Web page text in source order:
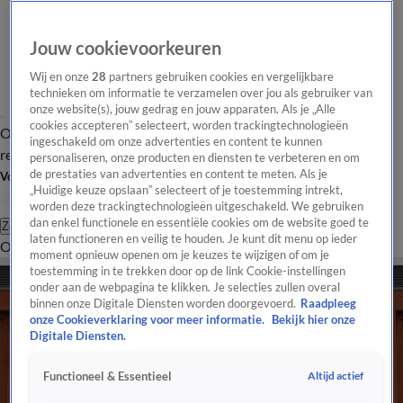
Overzicht Laatste nieuws Regionieuws Het beste van Hart
Tip de
redactie
Volg Hart van Nederland
Zoeken
OverzichtRegioUitzendingenWeerTip de redactiePanelVideo's
Jouw cookievoorkeuren
Wij en onze28 partners gebruiken cookies en vergelijkbare
technieken om informatie te verzamelen over jou als gebruiker van
onze website(s), jouw gedrag en jouw apparaten. Als je „Alle
cookies accepteren” selecteert, worden trackingtechnologieën
ingeschakeld om onze advertenties en content te kunnen
personaliseren, onze producten en diensten te verbeteren en om
de prestaties van advertenties en content te meten. Als je
„Huidige keuze opslaan” selecteert of je toestemming intrekt,
worden deze trackingtechnologieën uitgeschakeld. We gebruiken
dan enkel functionele en essentiële cookies om de website goed te
laten functioneren en veilig te houden. Je kunt dit menu op ieder
moment opnieuw openen om je keuzes te wijzigen of om je
toestemming in te trekken door op de link Cookie-instellingen
onder aan de webpagina te klikken. Je selecties zullen overal
binnen onze Digitale Diensten worden doorgevoerd. Raadpleeg
onze Cookieverklaring voor meer informatie.
Bekijk hier onze
Digitale Diensten.
Functioneel & Essentieel Altijd actief